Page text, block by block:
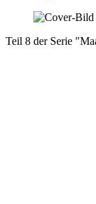
Teil 8 der Serie